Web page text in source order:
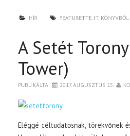
HÍR FEATURETTE IT,
A Setét
Tower)
PUBLIKÁLTA 2017. AUGUSZTUS 15.
Eléggé céltudatosnak, törekvőnek